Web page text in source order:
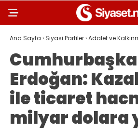
Ana Sayfa › Siyasi Partiler›Adalet ve
Erdoğan:
ile ticaret
milyar dolara